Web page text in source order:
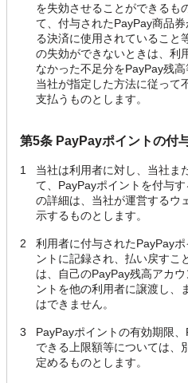
を失効させることができるも
て、付与されたPayPay商品
る決済に使用されていること
の失効ができないときは、利
なかった不足分をPayPay残
当社が指定した方法に従って
支払うものとします。
第5条 PayPayポイントの付
1
当社は利用者に対し、当社ま
て、PayPayポイントを付与
の詳細は、当社が運営するウ
示するものとします。
2
利用者に付与されたPayPay
ントに記録され、払い戻すこ
は、自己のPayPay残高アカ
ントを他の利用者に譲渡し、
はできません。
3
PayPayポイントの有効期限
できる上限額等については、
定めるものとします。